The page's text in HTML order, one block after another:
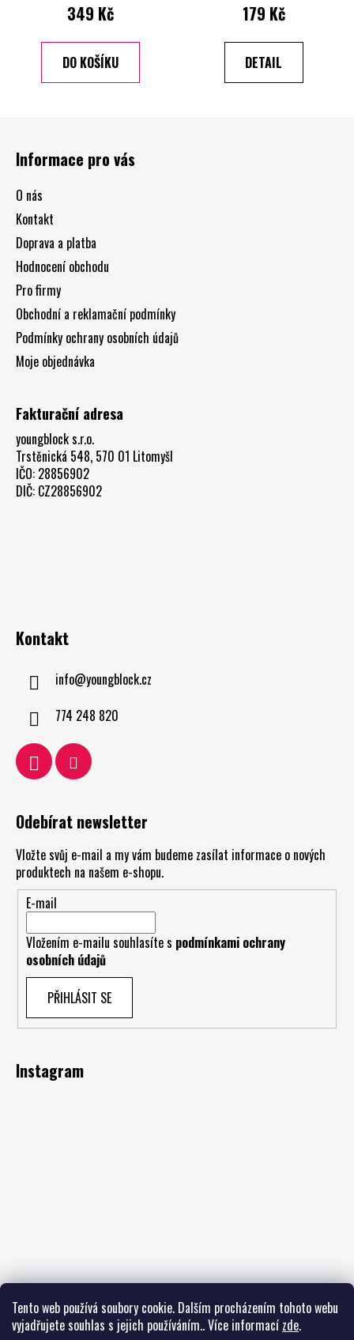
Tento web používá soubory cookie. Dalším procházením tohoto webu
vyjadřujete souhlas s jejich používáním.. Více informací zde.
349 Kč
DO KOŠÍKU
179 Kč
DETAIL
Informace pro vás
O nás
Kontakt
Doprava a platba
Hodnocení obchodu
Pro firmy
Obchodní a reklamační podmínky
Podmínky ochrany osobních údajů
Moje objednávka
Fakturační adresa
youngblock s.r.o.
Trstěnická 548, 570 01 Litomyšl
IČO: 28856902
DIČ: CZ28856902
Kontakt
info@youngblock.cz
774 248 820
Odebírat newsletter
Vložte svůj e-mail a my vám budeme zasílat informace o nových
produktech na našem e-shopu.
E-mail
Vložením e-mailu souhlasíte s podmínkami ochrany
osobních údajů
PŘIHLÁSIT SE
Instagram